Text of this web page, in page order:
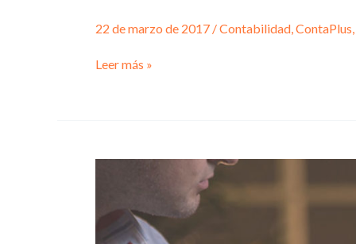
22 de marzo de 2017 /Contabilidad,ContaPlus,
Cuentas
Leer más »